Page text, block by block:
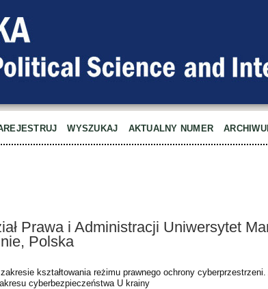
WYSZUKAJ AKTUALNY NUMER
Prawa i Administracji Uniwersytet
Polska
kształtowania reżimu prawnego ochrony
cyberbezpieczeństwa U krainy